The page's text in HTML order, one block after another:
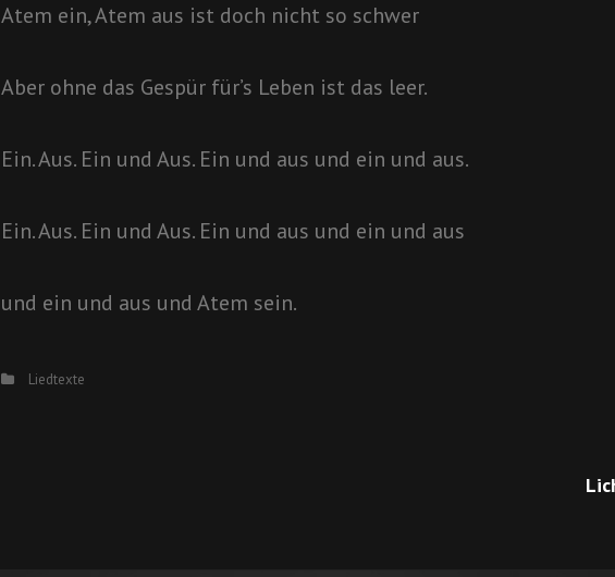
Atem ein, Atem aus ist doch nicht so schwer
Aber ohne das Gespür für’s Leben ist das leer.
Ein. Aus. Ein und Aus. Ein und aus und ein und aus.
Ein. Aus. Ein und Aus. Ein und aus und ein und aus
und ein und aus und Atem sein.
Categories
Liedtexte